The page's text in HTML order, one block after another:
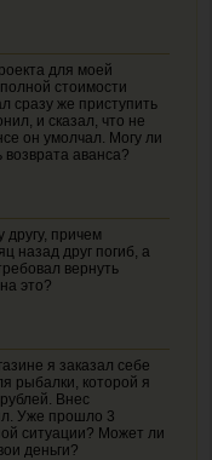
для моей
стоимости
сразу же приступить
и сказал, что не
он умолчал. Могу ли
возврата аванса?
причем
назад друг погиб, а
вернуть
это?
я заказал себе
рыбалки, которой я
Внес
Уже прошло 3
ситуации? Может ли
деньги?